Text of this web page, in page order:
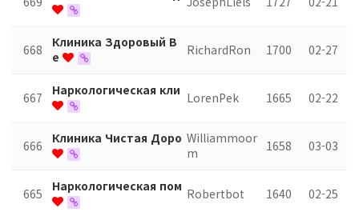
668
Клиника Здоровый В
е
RichardRon 1700 02-27
667 Наркологическая кли LorenPek 1665 02-22
666 Клиника Чистая Доро Williammoor
m
1658 03-03
665 Наркологическая пом Robertbot 1640 02-25